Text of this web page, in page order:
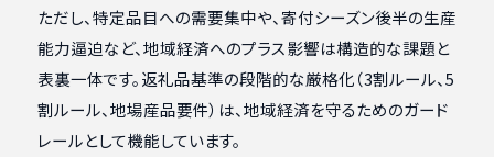
ただし、特定品目への需要集中や、寄付シーズン後半の生産
能力逼迫など、地域経済へのプラス影響は構造的な課題と
表裏一体です。返礼品基準の段階的な厳格化（3割ルール、5
割ルール、地場産品要件）は、地域経済を守るためのガード
レールとして機能しています。